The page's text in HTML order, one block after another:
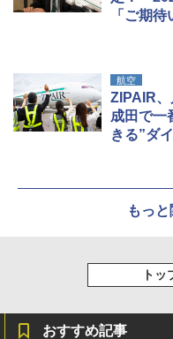
「ご期待
航空
ZIPAIR、
成田で一
きる”ダ
もっ
トッ
おすすめ記事